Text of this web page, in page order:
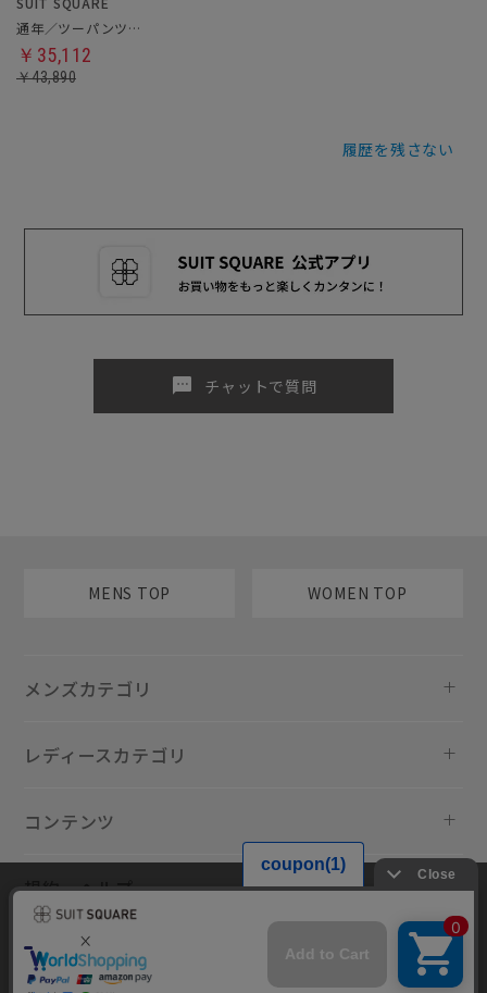
通年／ツーパンツスーツ
￥35,112
￥43,890
履歴を残さない
sms チャットで質問
MENS TOP WOMEN TOP
メンズカテゴリ
レディースカテゴリ
コンテンツ
規約・ヘルプ
当サイトでは利用体験の向上およびコンテンツの最適な提供、トラフィ
ックの分析を目的としてCookieを使用しています。サイトの閲覧を継続
された場合、Cookieの利用に同意したものといたします。詳細について